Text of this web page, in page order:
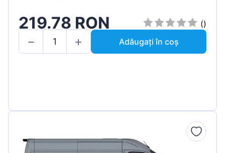
219.78 RON
()
Adăugați în coș